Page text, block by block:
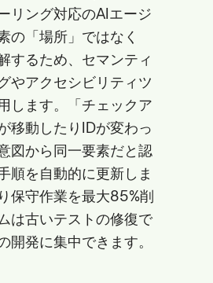
リング対応のAIエージ
の「場所」ではなく
するため、セマンティ
やアクセシビリティツ
します。「チェックア
移動したりIDが変わっ
図から同一要素だと認
順を自動的に更新しま
保守作業を最大85%削
は古いテストの修復で
開発に集中できます。